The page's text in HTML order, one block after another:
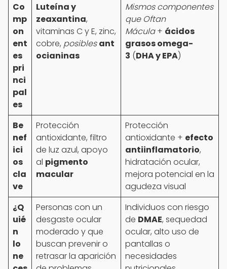
Co
mp
on
ent
es
pri
nci
pal
es
Luteína y
zeaxantina,
vitaminas C y E, zinc,
cobre, posibles ant
ocianinas
Mismos componentes
que Oftan
Mácula+ ácidos
grasos omega-
3 (DHA y EPA)
Be
nef
ici
os
cla
ve
Protección
antioxidante, filtro
de luz azul, apoyo
al pigmento
macular
Protección
antioxidante + efecto
antiinflamatorio,
hidratación ocular,
mejora potencial en la
agudeza visual
¿Q
uié
n
lo
ne
Personas con un
desgaste ocular
moderado y que
buscan prevenir o
retrasar la aparición
Individuos con riesgo
de DMAE, sequedad
ocular, alto uso de
pantallas o
necesidades